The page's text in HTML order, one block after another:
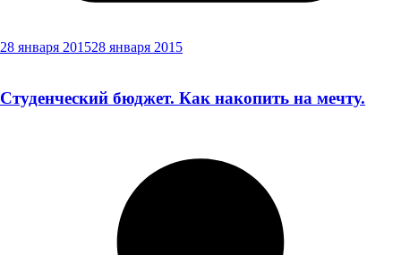
28 января 201528 января 2015
Студенческий бюджет. Как накопить на мечту.